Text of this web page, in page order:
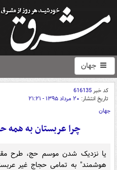
جهان
کد خبر616135
تاریخ انتشار: ۲۰ مرداد ۱۳۹۵ - ۲۱:۲۱
جهان
چرا عربستان به همه
یا نزدیک شدن موسم حج، طرح
هوشمند" به تمامی حجاج غیر